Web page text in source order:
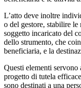
L’atto deve inoltre
o del gestore, stabilire
soggetto incaricato del
dello strumento, che
beneficiaria, e la
Questi elementi
progetto di tutela
sono destinati a una